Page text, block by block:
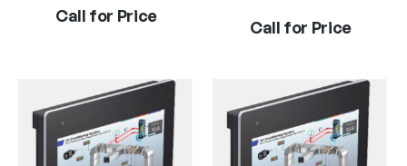
Call for Price
Call for Price